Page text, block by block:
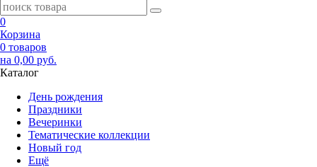
0
Корзина
0 товаров
на 0,00 руб.
Каталог
День рождения
Праздники
Вечеринки
Тематические коллекции
Новый год
Ещё